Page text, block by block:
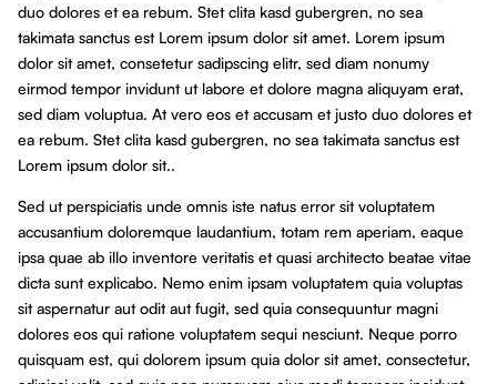
duo dolores et ea rebum. Stet clita kasd gubergren, no sea
takimata sanctus est Lorem ipsum dolor sit amet. Lorem ipsum
dolor sit amet, consetetur sadipscing elitr, sed diam nonumy
eirmod tempor invidunt ut labore et dolore magna aliquyam erat,
sed diam voluptua. At vero eos et accusam et justo duo dolores et
ea rebum. Stet clita kasd gubergren, no sea takimata sanctus est
Lorem ipsum dolor sit..
Sed ut perspiciatis unde omnis iste natus error sit voluptatem
accusantium doloremque laudantium, totam rem aperiam, eaque
ipsa quae ab illo inventore veritatis et quasi architecto beatae vitae
dicta sunt explicabo. Nemo enim ipsam voluptatem quia voluptas
sit aspernatur aut odit aut fugit, sed quia consequuntur magni
dolores eos qui ratione voluptatem sequi nesciunt. Neque porro
quisquam est, qui dolorem ipsum quia dolor sit amet, consectetur,